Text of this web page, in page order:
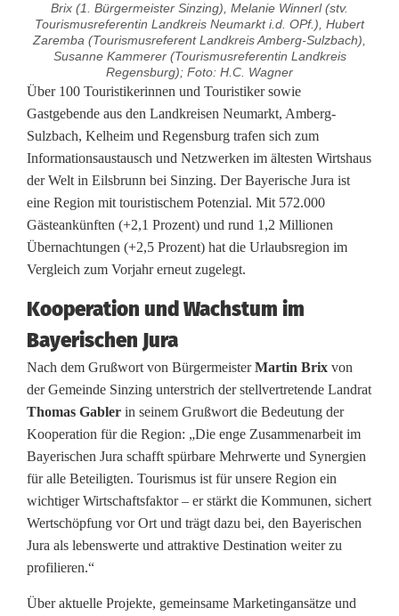
Brix (1. Bürgermeister Sinzing), Melanie Winnerl (stv.
Tourismusreferentin Landkreis Neumarkt i.d. OPf.), Hubert
Zaremba (Tourismusreferent Landkreis Amberg-Sulzbach),
Susanne Kammerer (Tourismusreferentin Landkreis
Regensburg); Foto: H.C. Wagner
T
o
u
r
i
s
m
u
s
t
a
g
i
n
E
i
Über 100 Touristikerinnen und Touristiker sowie
Gastgebende aus den Landkreisen Neumarkt, Amberg-
Sulzbach, Kelheim und Regensburg trafen sich zum
Informationsaustausch und Netzwerken im ältesten Wirtshaus
der Welt in Eilsbrunn bei Sinzing. Der Bayerische Jura ist
eine Region mit touristischem Potenzial. Mit 572.000
Gästeankünften (+2,1 Prozent) und rund 1,2 Millionen
Übernachtungen (+2,5 Prozent) hat die Urlaubsregion im
Vergleich zum Vorjahr erneut zugelegt.
Kooperation und Wachstum im
Bayerischen Jura
Nach dem Grußwort von BürgermeisterMartin Brix von
der Gemeinde Sinzing unterstrich der stellvertretende Landrat
Thomas Gabler in seinem Grußwort die Bedeutung der
Kooperation für die Region: „Die enge Zusammenarbeit im
Bayerischen Jura schafft spürbare Mehrwerte und Synergien
für alle Beteiligten. Tourismus ist für unsere Region ein
wichtiger Wirtschaftsfaktor – er stärkt die Kommunen, sichert
Wertschöpfung vor Ort und trägt dazu bei, den Bayerischen
Jura als lebenswerte und attraktive Destination weiter zu
profilieren.“
Über aktuelle Projekte, gemeinsame Marketingansätze und